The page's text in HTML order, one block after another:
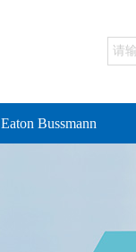
Eaton Bussmann